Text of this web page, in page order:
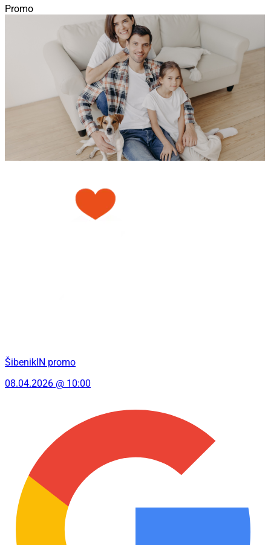
Promo
ŠibenikIN promo
08.04.2026 @ 10:00